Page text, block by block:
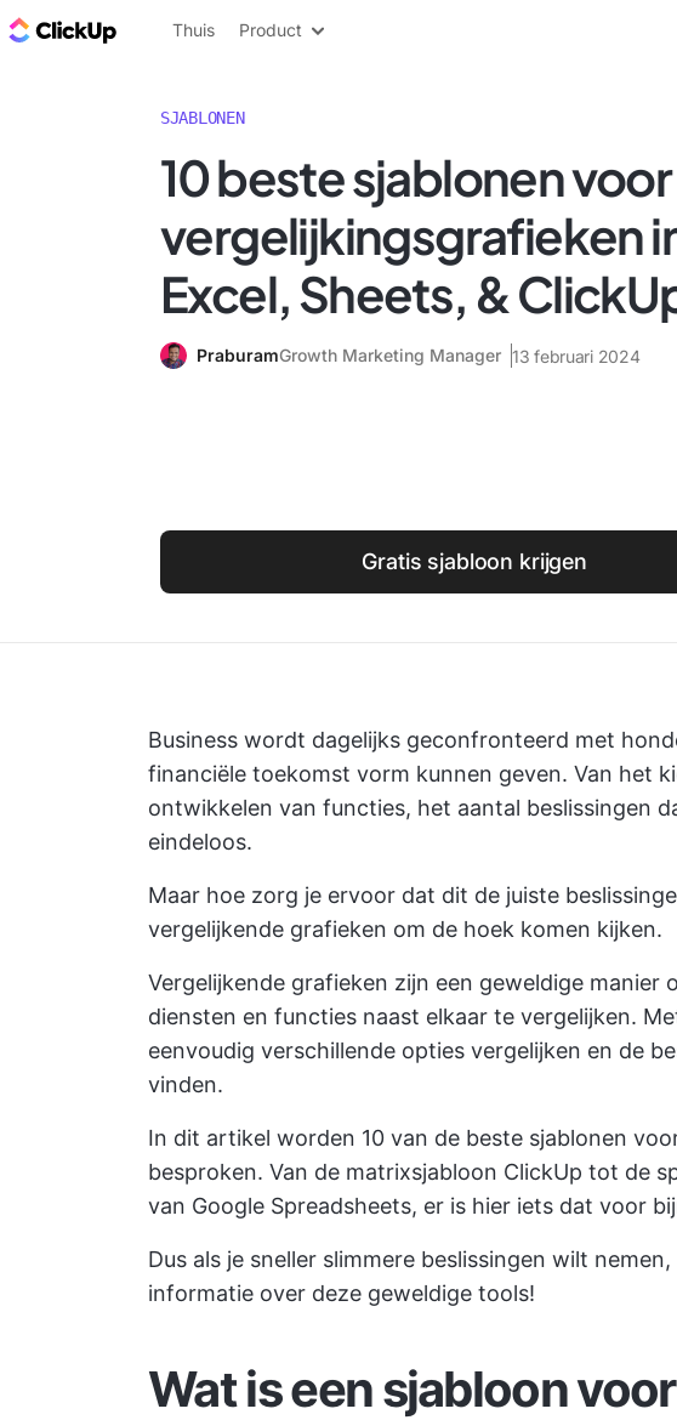
ClickUp Blog
Thuis Product
SJABLONEN
10 beste sjablonen voor
vergelijkingsgrafieken
Excel, Sheets, &
PraburamGrowth Marketing Manager 13 februari 2024
Gratis sjabloon krijgen
Business wordt dagelijks geconfronteerd met
financiële toekomst vorm kunnen geven. Van het
ontwikkelen van functies, het aantal beslissingen
eindeloos.
Maar hoe zorg je ervoor dat dit de juiste
vergelijkende grafieken om de hoek komen kijken.
Vergelijkende grafieken zijn een geweldige manier
diensten en functies naast elkaar te vergelijken.
eenvoudig verschillende opties vergelijken en de
vinden.
In dit artikel worden 10 van de beste sjablonen
besproken. Van de matrixsjabloon ClickUp tot de
van Google Spreadsheets, er is hier iets dat voor
Dus als je sneller slimmere beslissingen wilt
informatie over deze geweldige tools!
Wat is een sjabloon voor